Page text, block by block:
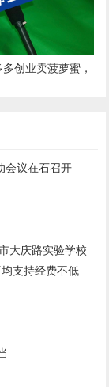
创业卖菠萝蜜，
会议在石召开
大庆路实验学校
支持经费不低